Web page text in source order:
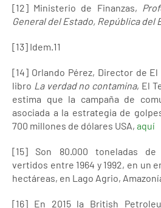
[12] Ministerio de Finanzas,
General del Estado, República del
[13] Idem.11
[14] Orlando Pérez, Director de
libro La verdad no contamina, El
estima que la campaña de
asociada a la estrategia de
700 millones de dólares USA, aquí
[15] Son 80.000 toneladas de
vertidos entre 1964 y 1992, en un
hectáreas, en Lago Agrio,
[16] En 2015 la British